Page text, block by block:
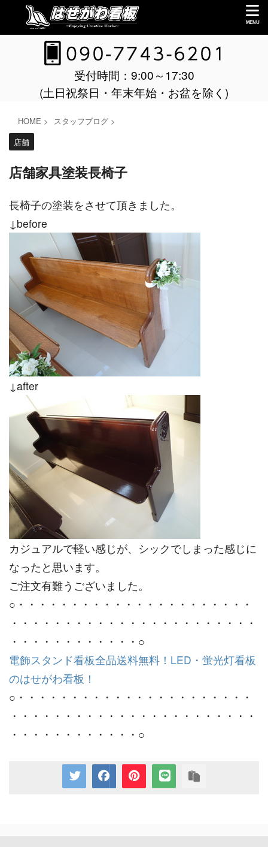
受付時間：9:00～17:30
(土日祝祭日・年末年始・お盆を除く)
HOME > スタッフブログ >
店舗
店舗家具塗装長椅子
長椅子の塗装をさせて頂きました。
↓before
↓after
カジュアルで軽い感じが、シックでしまった感じに
なったと思います。
ご注文有難うございました。
○・・・・・・・・・・・・・・・・・・・・・・
・・・・・・・・・・・・・・・・・・・・・・・
・・・・・・・・・・・・○
電飾スタンド看板全品送料無料！LED・蛍光灯看板
のはせがわ看板！
○・・・・・・・・・・・・・・・・・・・・・・
・・・・・・・・・・・・・・・・・・・・・・・
・・・・・・・・・・・・○